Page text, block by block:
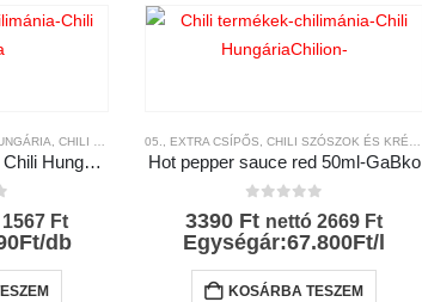
SKÁLA, GABKO MÁRKÁK
CHILI ŐRLEMÉNYEK ,CHILI TERMÉKEK, CSÍPŐSSÉGI-SKÁLA
Szellem chili por 15g- Chili Hungária
1567 Ft
db
05., EXTRA CSÍPŐS ,CHILI SZÓSZOK ÉS KRÉMEK
Hot pepper sauce red 50ml-GaBko
az 5-ből
3390 Ft nettó2669 Ft
Egységár:67.800Ft/l
KOSÁRBA TESZEM